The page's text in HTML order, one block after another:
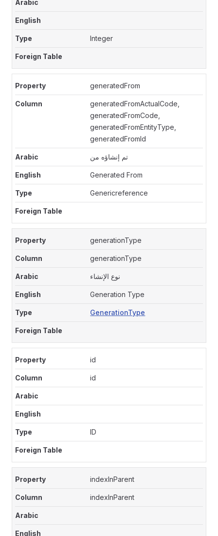
Integer
generatedFrom
generatedFromActualCode,
generatedFromCode,
generatedFromEntityType,
generatedFromId
تم إنشاؤه من
Generated From
Genericreference
generationType
generationType
نوع الإنشاء
Generation Type
GenerationType
id
id
ID
indexInParent
indexInParent